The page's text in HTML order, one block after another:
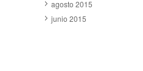
agosto 2015
junio 2015